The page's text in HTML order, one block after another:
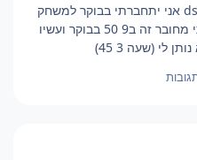
שלום קורים לי במשחק dshd אני יתחברתי בבוקר למשחק
רגיל הפעם האחרונה שאיתי מחובר זה ב9 50 בבוקר ועשיו
לי (שעה 3 45)